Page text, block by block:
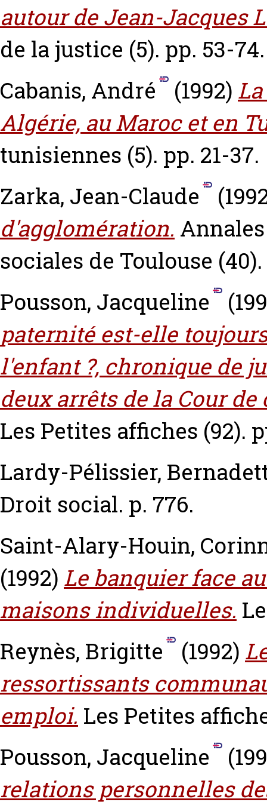
autour de Jean-Jacques
de la justice (5). pp. 53-74.
Cabanis, André
(1992)
Algérie, au Maroc et en
tunisiennes (5). pp. 21-37.
Zarka, Jean-Claude
d'agglomération.
sociales de Toulouse
Pousson, Jacqueline
paternité est-elle
l'enfant ?, chronique de
deux arrêts de la Cour de
Les Petites affiches (92).
Lardy-Pélissier,
Droit social. p. 776.
Saint-Alary-Houin,
(1992) Le banquier face
maisons individuelles.
Reynès, Brigitte
(1992)
ressortissants
emploi. Les Petites
Pousson, Jacqueline
relations personnelles